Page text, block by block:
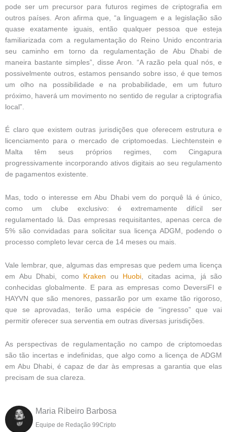
pode ser um precursor para futuros regimes de criptografia em
outros países. Aron afirma que, “a linguagem e a legislação são
quase exatamente iguais, então qualquer pessoa que esteja
familiarizada com a regulamentação do Reino Unido encontraria
seu caminho em torno da regulamentação de Abu Dhabi de
maneira bastante simples”, disse Aron. “A razão pela qual nós, e
possivelmente outros, estamos pensando sobre isso, é que temos
um olho na possibilidade e na probabilidade, em um futuro
próximo, haverá um movimento no sentido de regular a criptografia
local”.
É claro que existem outras jurisdições que oferecem estrutura e
licenciamento para o mercado de criptomoedas. Liechtenstein e
Malta têm seus próprios regimes, com Cingapura
progressivamente incorporando ativos digitais ao seu regulamento
de pagamentos existente.
Mas, todo o interesse em Abu Dhabi vem do porquê lá é único,
como um clube exclusivo: é extremamente difícil ser
regulamentado lá. Das empresas requisitantes, apenas cerca de
5% são convidadas para solicitar sua licença ADGM, podendo o
processo completo levar cerca de 14 meses ou mais.
Vale lembrar, que, algumas das empresas que pedem uma licença
em Abu Dhabi, como
Kraken ou Huobi, citadas acima, já são
conhecidas globalmente. E para as empresas como DeversiFI e
HAYVN que são menores, passarão por um exame tão rigoroso,
que se aprovadas, terão uma espécie de “ingresso” que vai
permitir oferecer sua serventia em outras diversas jurisdições.
As perspectivas de regulamentação no campo de criptomoedas
são tão incertas e indefinidas, que algo como a licença de ADGM
em Abu Dhabi, é capaz de dar às empresas a garantia que elas
precisam de sua clareza.
Maria Ribeiro Barbosa
Equipe de Redação 99Cripto